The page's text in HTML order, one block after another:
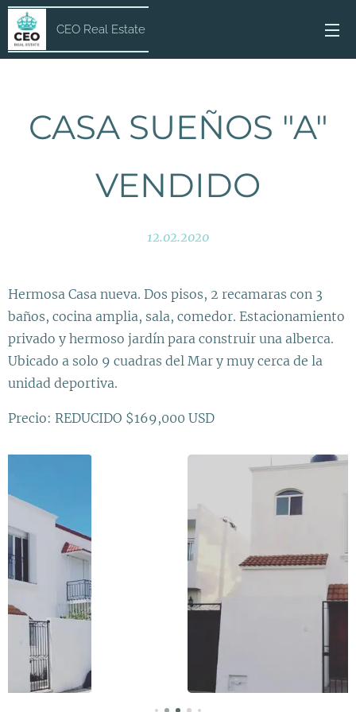
CEO Real Estate
CASA SUEÑOS "A"
VENDIDO
12.02.2020
Hermosa Casa nueva. Dos pisos, 2 recamaras con 3
baños, cocina amplia, sala, comedor. Estacionamiento
privado y hermoso jardín para construir una alberca.
Ubicado a solo 9 cuadras del Mar y muy cerca de la
unidad deportiva.
Precio: REDUCIDO $169,000 USD